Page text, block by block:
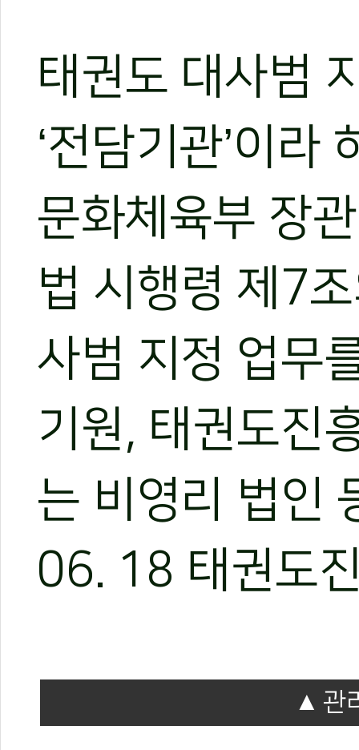
태권도 대사범
‘전담기관’이라
문화체육부 장
법 시행령 제7
사범 지정 업무
기원, 태권도진
는 비영리 법인
06. 18 태권도
관
관련 뉴스
국기원·세이브
[전민우의 마음
국기원 태권도
2026 세계태권